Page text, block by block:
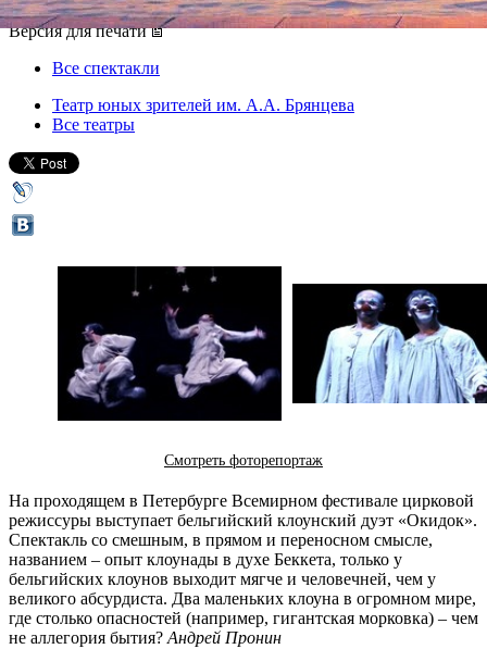
14 сентября 2012, пятница,19.00
Версия для печати
Все спектакли
Театр юных зрителей им. А.А. Брянцева
Все театры
Смотреть фоторепортаж
На проходящем в Петербурге Всемирном фестивале цирковой
режиссуры выступает бельгийский клоунский дуэт «Окидок».
Спектакль со смешным, в прямом и переносном смысле,
названием – опыт клоунады в духе Беккета, только у
бельгийских клоунов выходит мягче и человечней, чем у
великого абсурдиста. Два маленьких клоуна в огромном мире,
где столько опасностей (например, гигантская морковка) – чем
не аллегория бытия? Андрей Пронин